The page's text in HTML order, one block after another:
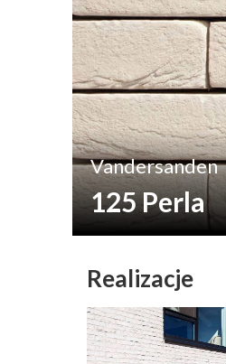
Vandersanden
125 Perla
Realizacje